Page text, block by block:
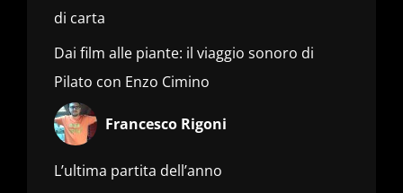
di carta
Dai film alle piante: il viaggio sonoro di
Pilato con Enzo Cimino
Francesco Rigoni
L’ultima partita dell’anno